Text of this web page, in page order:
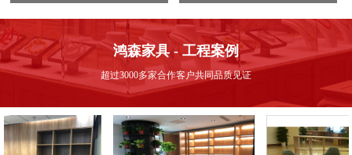
鸿森家具 - 工程案例
超过3000多家合作客户共同品质见证